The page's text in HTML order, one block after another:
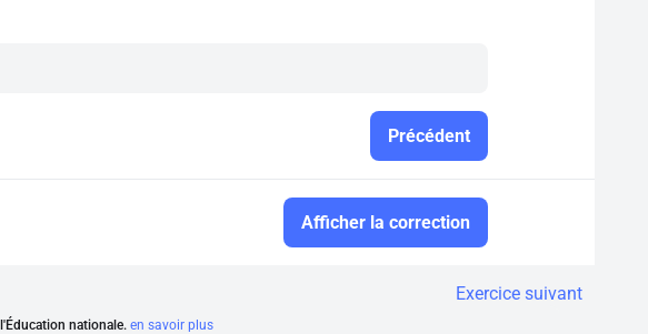
Précédent
Afficher la correction
Exercice suivant
nationale. en savoir plus